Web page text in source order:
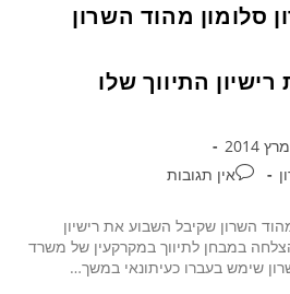
סלומון מהוד השרון
התיווך שלו
אין תגובות
השרון שקיבל השבוע את רישיון
במבחן לתיווך במקרקעין של משרד